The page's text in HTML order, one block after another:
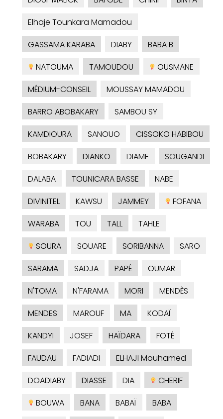
Elhaje Tounkara Mamadou
GASSAMA KARABA
DIABY
BABA B
NATOUMA
TAMOUDOU
OUSMANE
MÉDIUM-CONSEIL
MOUSSAY MAMADOU
BARRO ABOBAKARY
SAMBOU SY
KAMDIOURA
SANOUO
CISSOKO HABIBOU
BOBAKARY
DIANKO DIAME
SOUGANDI
DALABA
TOUNICARA BASSE
NABE
DIVINITEL
KAWSU JAMMEY
FOFANA
WARABA
TOU TALL
TAHLE
SOURA
SOUARE SORIBANNA
SARO
SARAMA
SADJA PAPÉ
OUMAR
N'TOMA
N'FARAMA MORI
MENDÈS
MENDES
MAROUF MA
KODAÏ
KANDYI
JOSEF HAÏDARA
FOTÉ
FAUDAU
FADIADI
ELHAJI Mouhamed
DOADIABY
DIASSE DIA
CHERIF
BOUWA
BANA BABAÏ
BABA